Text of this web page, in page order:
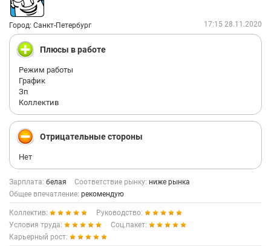
Город: Санкт-Петербург 17:15 28.11.2020
Плюсы в работе
Режим работы
График
Зп
Коллектив
Отрицательные стороны
Нет
Зарплата: белая Соответствие рынку: ниже рынка
Общее впечатление: рекомендую
Коллектив:
Руководство:
Условия труда:
Соц.пакет:
Карьерный рост: